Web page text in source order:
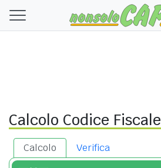
Calcolo Codice Fiscale
Calcolo Verifica